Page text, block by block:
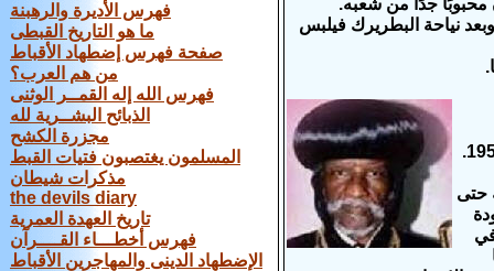
فهرس الأديرة والرهبنة
ما هو التاريخ القبطى
صفحة فهرس إضطهاد الأقباط
من هم العرب؟
فهرس الله إله القمــر الوثنى
الذبائح البشــرية لله
مجزرة الكشح
المسلمون يغتصبون فتيات القبط
مذكرات شيطان
the devils diary
تاريخ العهدة العمرية
فهرس أخطـــاء القــــرآن
الإضطهاد الدينى والمهاجرين الأقباط
نحو 50 في المئة من شعبها وبعد نياحة البطريرك فيلبس
حتى